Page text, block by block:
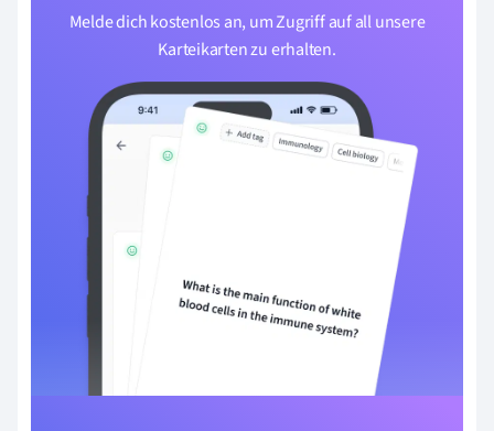
Melde dich kostenlos an, um Zugriff auf all unsere
Karteikarten zu erhalten.